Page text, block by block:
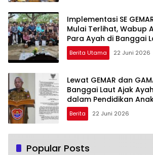
Implementasi SE
Mulai Terlihat, Wabup
Para Ayah di Banggai
Ambil Rapor Anak
Berita Utama 22 Juni 2026
Lewat GEMAR dan
Banggai Laut Ajak
dalam Pendidikan
Berita 22 Juni 2026
Popular Posts